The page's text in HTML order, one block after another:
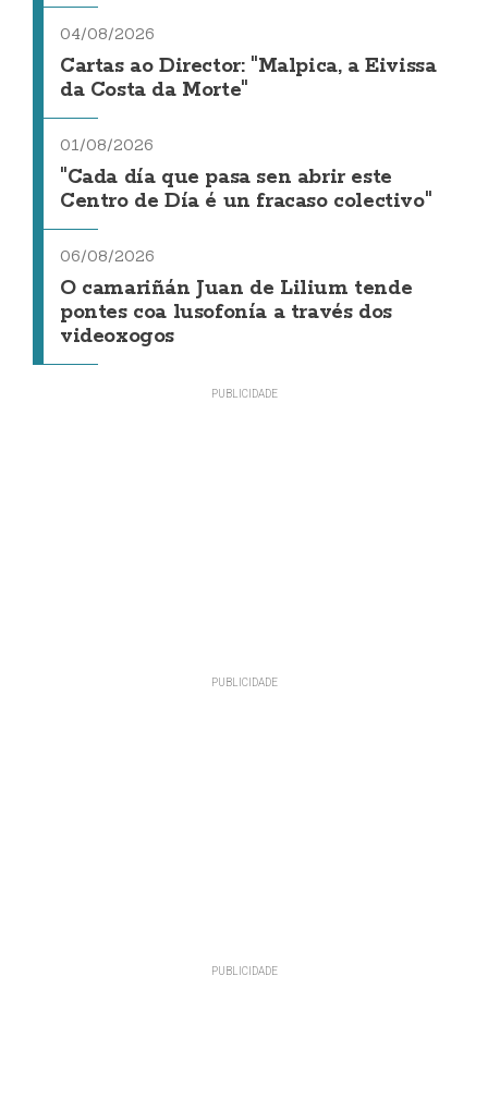
04/08/2026
Cartas ao Director: "Malpica, a Eivissa
da Costa da Morte"
01/08/2026
"Cada día que pasa sen abrir este
Centro de Día é un fracaso colectivo"
06/08/2026
O camariñán Juan de Lilium tende
pontes coa lusofonía a través dos
videoxogos